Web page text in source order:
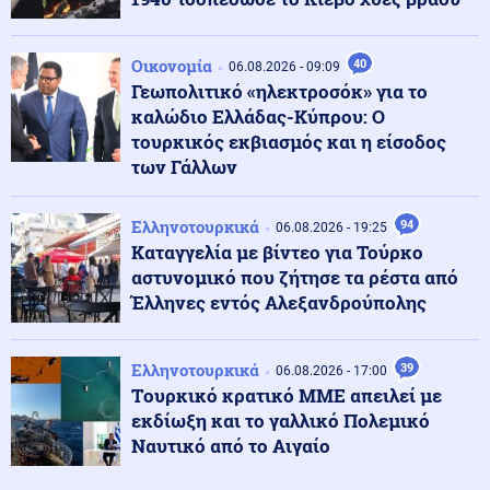
Κόσμος 06.08.2026 - 23:14
Επιβεβαιώνεται η ανοδική τάση της AfD στη Γερμανία:
Στο 28% ανέβηκε, βυθίζεται η δημοτικότητα του Μερτς
Κόσμος 06.08.2026 - 23:07
Ξεκινά δελτίο νερού στο Πουέρτο Ρίκο λόγω της
ξηρασίας
Κοινωνία 06.08.2026 - 23:06
Διατάχθηκε ΕΔΕ για τους αστυνομικούς που
εμπλέκονται στην υπόθεση της 75χρονης στα Χανιά
Κόσμος 06.08.2026 - 23:04
Τουρκία: Σχέδιο διάσωσης για δύο ιστορικά ορθόδοξα
μοναστήρια της Τραπεζούντας
Οικονομία 06.08.2026 - 09:09 40
Γεωπολιτικό «ηλεκτροσόκ» για το
καλώδιο Ελλάδας-Κύπρου: Ο
τουρκικός εκβιασμός και η είσοδος
των Γάλλων
Ελληνοτουρκικά 06.08.2026 - 19:25 94
Καταγγελία με βίντεο για Τούρκο
αστυνομικό που ζήτησε τα ρέστα από
Έλληνες εντός Αλεξανδρούπολης
Ελληνοτουρκικά 06.08.2026 - 17:00 39
Tουρκικό κρατικό ΜΜΕ απειλεί με
εκδίωξη και το γαλλικό Πολεμικό
Ναυτικό από το Αιγαίο